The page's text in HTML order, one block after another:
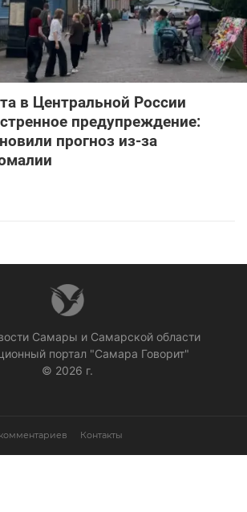
в Центральной России
предупреждение:
прогноз из-за
Самары и Самарской области
портал "Самара Говорит"
© 2026 г.
Контакты